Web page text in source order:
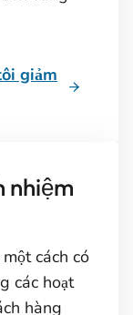
giảm
nhiệm
cách có
các hoạt
hàng